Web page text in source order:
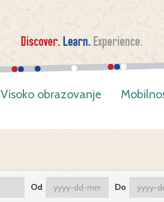
Visoko obrazovanje
Od Do